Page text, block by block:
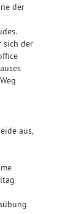
der
sich der
aus,